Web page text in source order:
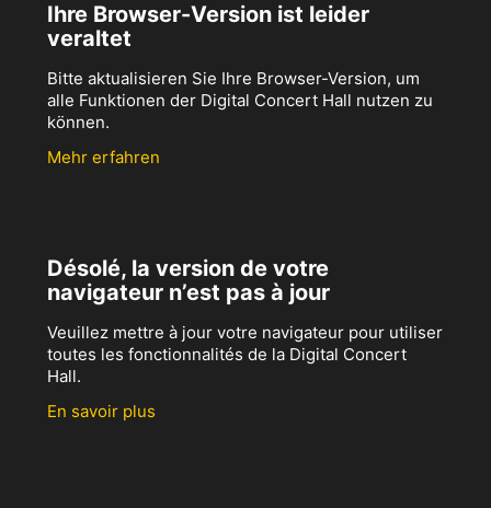
Ihre Browser-Version ist leider
veraltet
Bitte aktualisieren Sie Ihre Browser-Version, um
alle Funktionen der Digital Concert Hall nutzen zu
können.
Mehr erfahren
Désolé, la version de votre
navigateur n’est pas à jour
Veuillez mettre à jour votre navigateur pour utiliser
toutes les fonctionnalités de la Digital Concert
Hall.
En savoir plus